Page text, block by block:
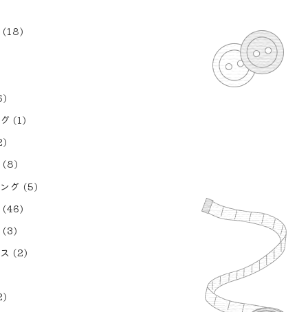
(18)
(1)
(8)
グ (5)
(46)
(3)
(2)